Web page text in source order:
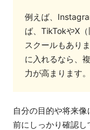
例えば、
ば、TikTokやX
スクールもあり
に入れるなら、
力が高まります。
自分の目的や将来
前にしっかり確認し